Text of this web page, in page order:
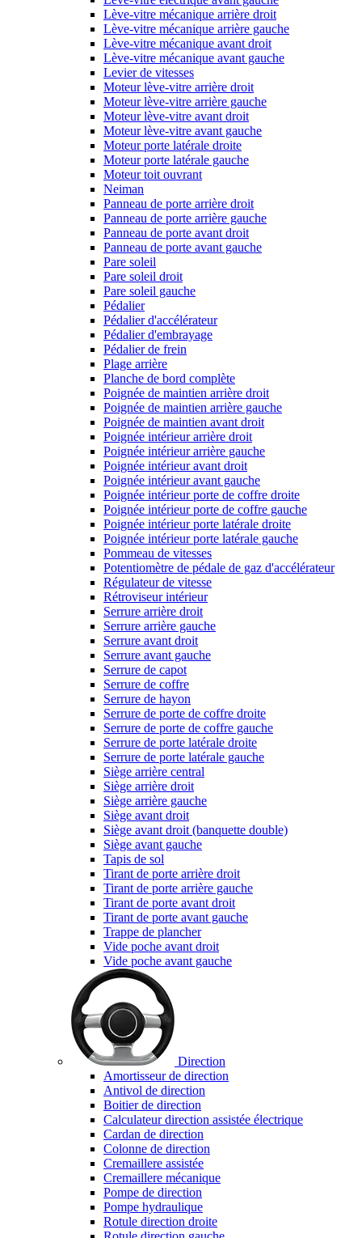
Lève-vitre mécanique arrière droit
Lève-vitre mécanique arrière gauche
Lève-vitre mécanique avant droit
Lève-vitre mécanique avant gauche
Levier de vitesses
Moteur lève-vitre arrière droit
Moteur lève-vitre arrière gauche
Moteur lève-vitre avant droit
Moteur lève-vitre avant gauche
Moteur porte latérale droite
Moteur porte latérale gauche
Moteur toit ouvrant
Neiman
Panneau de porte arrière droit
Panneau de porte arrière gauche
Panneau de porte avant droit
Panneau de porte avant gauche
Pare soleil
Pare soleil droit
Pare soleil gauche
Pédalier
Pédalier d'accélérateur
Pédalier d'embrayage
Pédalier de frein
Plage arrière
Planche de bord complète
Poignée de maintien arrière droit
Poignée de maintien arrière gauche
Poignée de maintien avant droit
Poignée intérieur arrière droit
Poignée intérieur arrière gauche
Poignée intérieur avant droit
Poignée intérieur avant gauche
Poignée intérieur porte de coffre droite
Poignée intérieur porte de coffre gauche
Poignée intérieur porte latérale droite
Poignée intérieur porte latérale gauche
Pommeau de vitesses
Potentiomètre de pédale de gaz d'accélérateur
Régulateur de vitesse
Rétroviseur intérieur
Serrure arrière droit
Serrure arrière gauche
Serrure avant droit
Serrure avant gauche
Serrure de capot
Serrure de coffre
Serrure de hayon
Serrure de porte de coffre droite
Serrure de porte de coffre gauche
Serrure de porte latérale droite
Serrure de porte latérale gauche
Siège arrière central
Siège arrière droit
Siège arrière gauche
Siège avant droit
Siège avant droit (banquette double)
Siège avant gauche
Tapis de sol
Tirant de porte arrière droit
Tirant de porte arrière gauche
Tirant de porte avant droit
Tirant de porte avant gauche
Trappe de plancher
Vide poche avant droit
Vide poche avant gauche
Direction
Amortisseur de direction
Antivol de direction
Boitier de direction
Calculateur direction assistée électrique
Cardan de direction
Colonne de direction
Cremaillere assistée
Cremaillere mécanique
Pompe de direction
Pompe hydraulique
Rotule direction droite